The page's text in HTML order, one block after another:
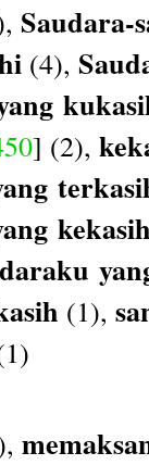
Saudara-
(4),
] (2),
(1),